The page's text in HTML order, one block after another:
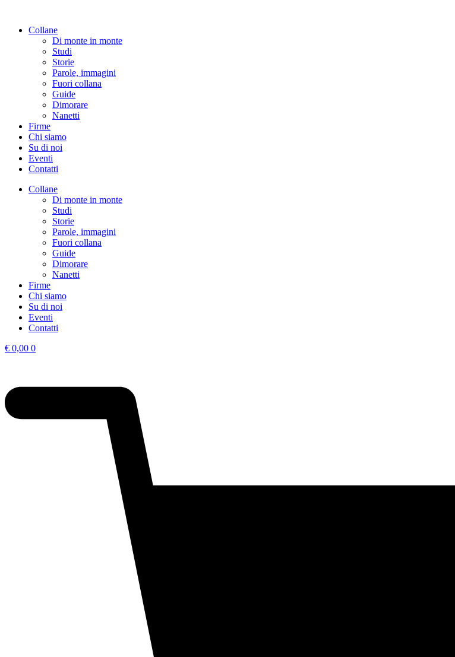
contenutoCollane
Di monte in monte
Studi
Storie
Parole, immagini
Fuori collana
Guide
Dimorare
Nanetti
Firme
Chi siamo
Su di noi
Eventi
Contatti
Collane
Di monte in monte
Studi
Storie
Parole, immagini
Fuori collana
Guide
Dimorare
Nanetti
Firme
Chi siamo
Su di noi
Eventi
Contatti
€ 0,00 0